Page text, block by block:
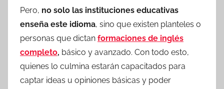
Pero, no solo las instituciones educativas
enseña este idioma, sino que existen planteles o
personas que dictan formaciones de inglés
completo, básico y avanzado. Con todo esto,
quienes lo culmina estarán capacitados para
captar ideas u opiniones básicas y poder